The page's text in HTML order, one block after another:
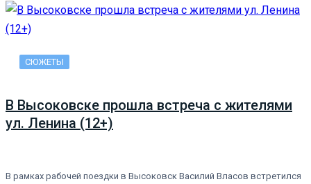
СЮЖЕТЫ
В Высоковске прошла встреча с жителями
ул. Ленина (12+)
В рамках рабочей поездки в Высоковск Василий Власов встретился